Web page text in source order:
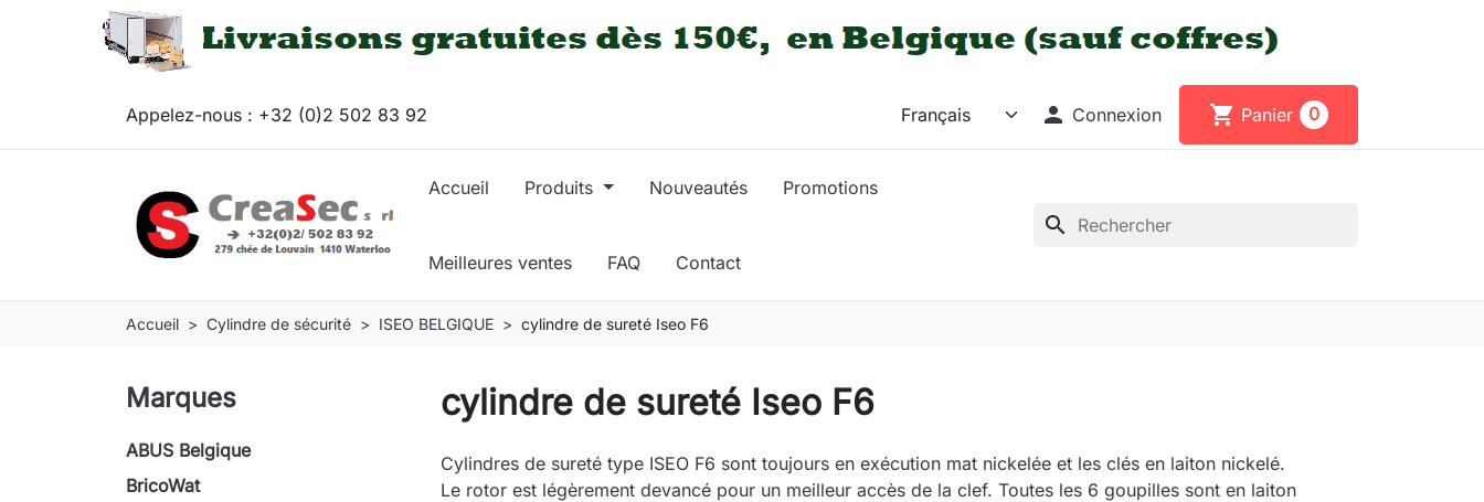
Appelez-nous : +32 (0)2 502 83 92  Connexion shopping_cart Panier 0
Accueil Produits Nouveautés Promotions
Meilleures ventes FAQ Contact
search
Accueil Cylindre de sécurité ISEO BELGIQUE cylindre de sureté Iseo F6
Marques
ABUS Belgique
BricoWat
cylindre de sureté Iseo F6
Cylindres de sureté type ISEO F6 sont toujours en exécution mat nickelée et les clés en laiton nickelé.
Le rotor est légèrement devancé pour un meilleur accès de la clef. Toutes les 6 goupilles sont en laiton